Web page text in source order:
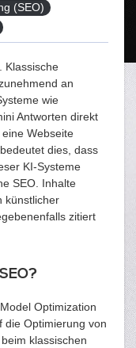
(SEO)
Klassische
an
wie
Antworten direkt
Webseite
dies, dass
KI-Systeme
SEO. Inhalte
künstlicher
zitiert
Optimization
die Optimierung von
klassischen